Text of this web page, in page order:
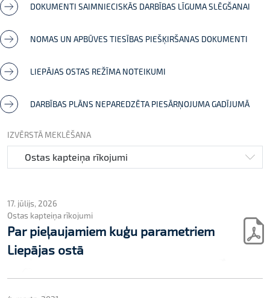
DOKUMENTI SAIMNIECISKĀS DARBĪBAS LĪGUMA SLĒGŠANAI
NOMAS UN APBŪVES TIESĪBAS PIEŠĶIRŠANAS DOKUMENTI
LIEPĀJAS OSTAS REŽĪMA NOTEIKUMI
DARBĪBAS PLĀNS NEPAREDZĒTA PIESĀRŅOJUMA GADĪJUMĀ
IZVĒRSTĀ MEKLĒŠANA
17. jūlijs, 2026
Ostas kapteiņa rīkojumi
Par pieļaujamiem kuģu parametriem
Liepājas ostā